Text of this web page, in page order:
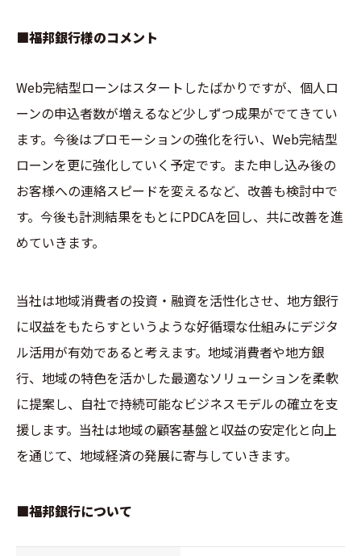
■福邦銀行様のコメント
Web完結型ローンはスタートしたばかりですが、個人ロ
ーンの申込者数が増えるなど少しずつ成果がでてきてい
ます。今後はプロモーションの強化を行い、Web完結型
ローンを更に強化していく予定です。また申し込み後の
お客様への連絡スピードを変えるなど、改善も検討中で
す。今後も計測結果をもとにPDCAを回し、共に改善を進
めていきます。
当社は地域消費者の投資・融資を活性化させ、地方銀行
に収益をもたらすというような好循環な仕組みにデジタ
ル活用が有効であると考えます。地域消費者や地方銀
行、地域の特色を活かした最適なソリューションを柔軟
に提案し、自社で持続可能なビジネスモデルの確立を支
援します。当社は地域の顧客基盤と収益の安定化と向上
を通じて、地域経済の発展に寄与していきます。
■福邦銀行について